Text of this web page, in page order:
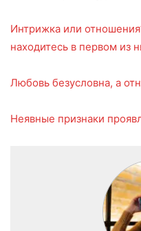
Интрижка или
находитесь в первом из
Любовь безусловна, а
Неявные признаки